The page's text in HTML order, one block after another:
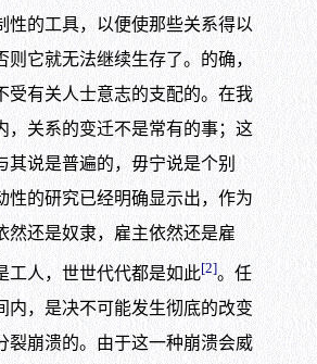
性的工具，以便使那些关系得以
则它就无法继续生存了。的确，
受有关人士意志的支配的。在我
，关系的变迁不是常有的事；这
其说是普遍的，毋宁说是个别
性的研究已经明确显示出，作为
然还是奴隶，雇主依然还是雇
工人，世世代代都是如此[2]。任
内，是决不可能发生彻底的改变
裂崩溃的。由于这一种崩溃会威